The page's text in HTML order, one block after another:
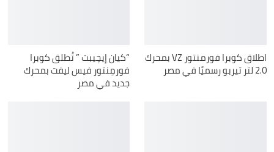
اطلاق كوبرا فورمنتور VZ بمحرك
2.0 لتر تيربو رسميًا في مصر
“كيان إيچيبت ” تُطلق كوبرا
فورمِنتور فيس ليفت بمحرك
جديد في مصر